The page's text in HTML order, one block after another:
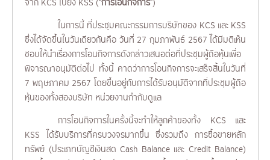
ในการนี้ ที่ประชุมคณะกรรมการบริษัทของ KCS และ KSS
ซึ่งได้จัดขึ้นในวันเดียวกันคือ วันที่ 27 กุมภาพันธ์ 2567 ได้มีมติเห็น
ชอบให้นำเรื่องการโอนกิจการดังกล่าวเสนอต่อที่ประชุมผู้ถือหุ้นเพื่อ
พิจารณาอนุมัติต่อไป ทั้งนี้ คาดว่าการโอนกิจการจะเสร็จสิ้นในวันที่
7 พฤษภาคม 2567 โดยขึ้นอยู่กับการได้รับอนุมัติจากที่ประชุมผู้ถือ
หุ้นของทั้งสองบริษัท หน่วยงานกำกับดูแล
การโอนกิจการในครั้งนี้จะทำให้ลูกค้าของทั้ง KCS และ
KSS ได้รับบริการที่ครบวงจรมากขึ้น ซึ่งรวมถึง การซื้อขายหลัก
ทรัพย์ (ประเภทบัญชีเงินสด Cash Balance และ Credit Balance)